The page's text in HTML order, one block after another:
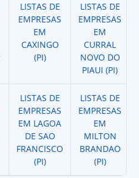
LISTAS DE
EMPRESAS
EM
CAXINGO
(PI)
LISTAS DE
EMPRESAS
EM
CURRAL
NOVO DO
PIAUI (PI)
LISTAS DE
EMPRESAS
EM LAGOA
DE SAO
FRANCISCO
(PI)
LISTAS DE
EMPRESAS
EM
MILTON
BRANDAO
(PI)